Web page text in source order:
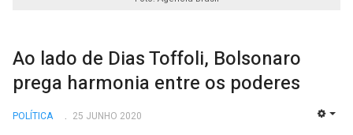
Ao lado de Dias Toffoli, Bolsonaro
prega harmonia entre os poderes
POLÍTICA 25 JUNHO 2020